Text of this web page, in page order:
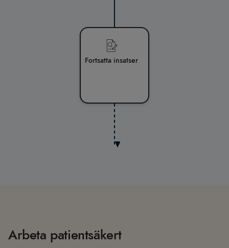
Fortsatta insatser
Arbeta patientsäkert